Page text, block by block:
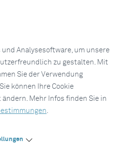
und Analysesoftware, um unsere
zu gestalten. Mit
Sie der Verwendung
können Ihre Cookie
Mehr Infos finden Sie in
.